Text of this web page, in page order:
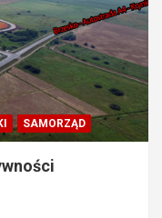
SAMORZĄD